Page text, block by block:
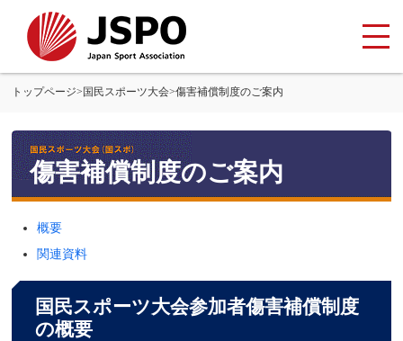
トップページ> 国民スポーツ大会>傷害補償制度のご案内
傷害補償制度のご案内
概要
関連資料
国民スポーツ大会参加者傷害補償制度
の概要